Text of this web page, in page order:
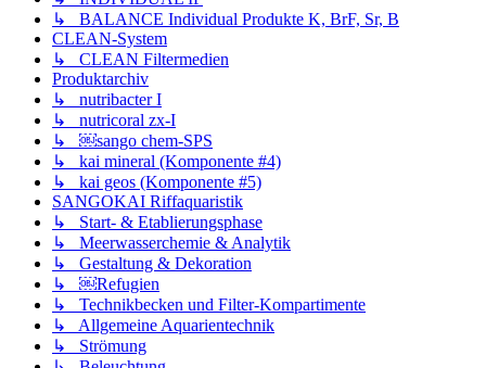
↳ BALANCE Individual Produkte K, BrF, Sr, B
CLEAN-System
↳ CLEAN Filtermedien
Produktarchiv
↳ nutribacter I
↳ nutricoral zx-I
↳ ￼sango chem-SPS
↳ kai mineral (Komponente #4)
↳ kai geos (Komponente #5)
SANGOKAI Riffaquaristik
↳ Start- & Etablierungsphase
↳ Meerwasserchemie & Analytik
↳ Gestaltung & Dekoration
↳ ￼Refugien
↳ Technikbecken und Filter-Kompartimente
↳ Allgemeine Aquarientechnik
↳ Strömung